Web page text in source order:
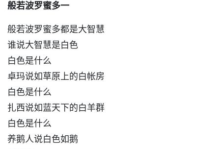
般若波罗蜜多一
般若波罗蜜多都是大智慧
谁说大智慧是白色
白色是什么
卓玛说如草原上的白帐房
白色是什么
扎西说如蓝天下的白羊群
白色是什么
养鹅人说白色如鹅